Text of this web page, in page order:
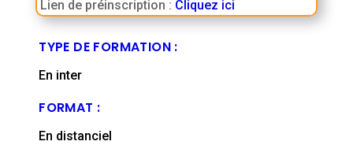
Lien de préinscription : Cliquez ici
TYPE DE FORMATION :
En inter
FORMAT :
En distanciel